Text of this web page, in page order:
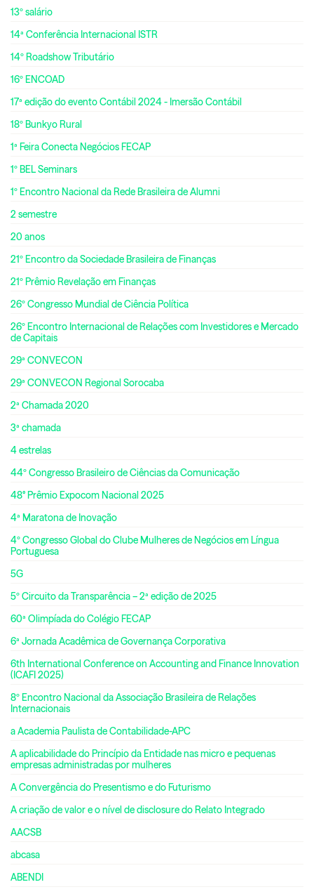
13º salário
14ª Conferência Internacional ISTR
14º Roadshow Tributário
16º ENCOAD
17ª edição do evento Contábil 2024 - Imersão Contábil
18º Bunkyo Rural
1ª Feira Conecta Negócios FECAP
1º BEL Seminars
1º Encontro Nacional da Rede Brasileira de Alumni
2 semestre
20 anos
21º Encontro da Sociedade Brasileira de Finanças
21º Prêmio Revelação em Finanças
26º Congresso Mundial de Ciência Política
26º Encontro Internacional de Relações com Investidores e Mercado
de Capitais
29ª CONVECON
29ª CONVECON Regional Sorocaba
2ª Chamada 2020
3ª chamada
4 estrelas
44º Congresso Brasileiro de Ciências da Comunicação
48° Prêmio Expocom Nacional 2025
4ª Maratona de Inovação
4º Congresso Global do Clube Mulheres de Negócios em Língua
Portuguesa
5G
5º Circuito da Transparência – 2ª edição de 2025
60ª Olimpíada do Colégio FECAP
6ª Jornada Acadêmica de Governança Corporativa
6th International Conference on Accounting and Finance Innovation
(ICAFI 2025)
8º Encontro Nacional da Associação Brasileira de Relações
Internacionais
a Academia Paulista de Contabilidade-APC
A aplicabilidade do Princípio da Entidade nas micro e pequenas
empresas administradas por mulheres
A Convergência do Presentismo e do Futurismo
A criação de valor e o nível de disclosure do Relato Integrado
AACSB
abcasa
ABENDI